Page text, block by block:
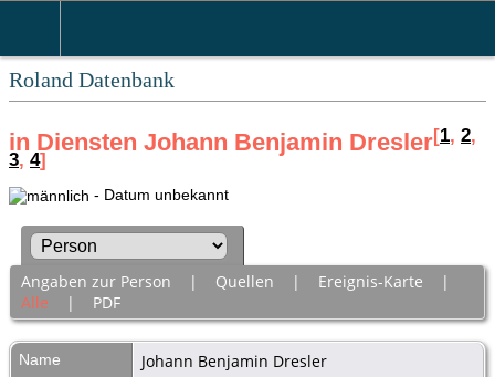
Roland Datenbank
in Diensten Johann Benjamin Dresler[1, 2,
3, 4]
- Datum unbekannt
Angaben zur Person | Quellen | Ereignis-Karte |
Alle | PDF
Name Johann Benjamin Dresler